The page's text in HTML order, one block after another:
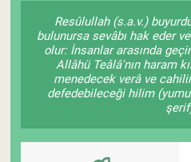
Resûlullah (s.a.v.)
bulunursa sevâbı hak eder
olur: İnsanlar arasında
Allâhü Teâlâ'nın haram
menedecek verâ ve
defedebileceği hilim
Pankobirlik
Et fiyatları